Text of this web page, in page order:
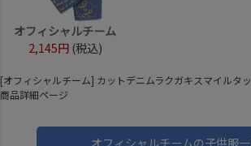
オフィシャルチーム
2,145円 (税込)
[オフィシャルチーム] カットデニムラクガキスマイルタ
商品詳細ページ